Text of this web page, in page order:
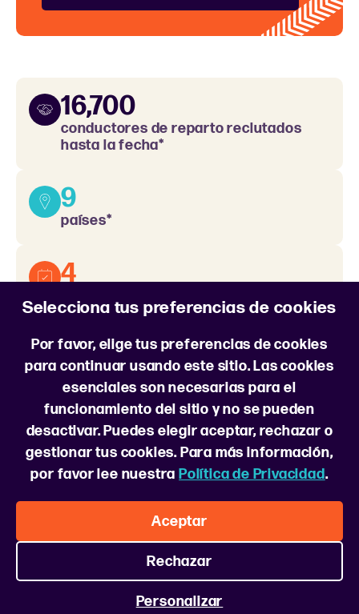
Selecciona tus preferencias de cookies
Por favor, elige tus preferencias de cookies
para continuar usando este sitio. Las cookies
esenciales son necesarias para el
funcionamiento del sitio y no se pueden
desactivar. Puedes elegir aceptar, rechazar o
gestionar tus cookies. Para más información,
por favor lee nuestra Política de Privacidad.
Aceptar
Rechazar
Personalizar
16,700
conductores de reparto reclutados
hasta la fecha*
9
países*
4
contratación*
*en Europa
Síganos
Política de cookiesPreferencias de cookies
Política de privacidadTérminos de servicio
Seleccionar país
© Driver Express 2026